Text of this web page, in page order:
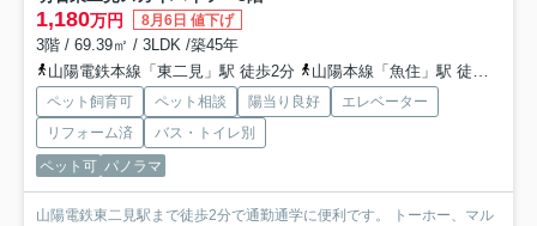
1,180万円 8月6日 値下げ
3階 / 69.39㎡ / 3LDK /築45年
山陽電鉄本線「東二見」駅 徒歩2分
山陽本線「魚住」駅 徒歩28分
ペット飼育可 ペット相談 陽当り良好
エレベーター
リフォーム済
バス・トイレ別
ペット可 パノラマ
山陽電鉄東二見駅まで徒歩2分で通勤通学に便利です。 トーホー、マル